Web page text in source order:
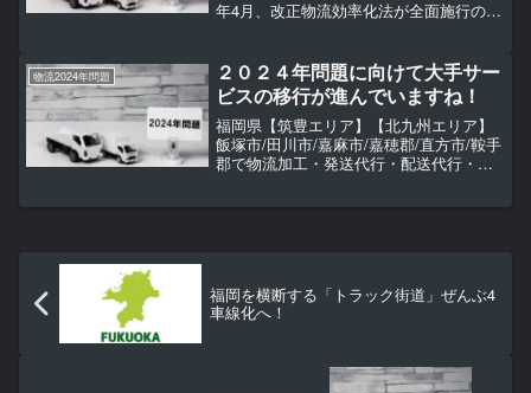
年4月、改正物流効率化法が全面施行の日
める仕組みが本格的に動き出している。
しかし、足...
物流2024年問題
２０２４年問題に向けて大手サー
ビスの移行が進んでいますね！
福岡県【筑豊エリア】【北九州エリア】
飯塚市/田川市/嘉麻市/嘉穂郡/直方市/鞍手
郡で物流加工・発送代行・配送代行・商
福岡を横断する「トラック街道」ぜんぶ4
車線化へ！